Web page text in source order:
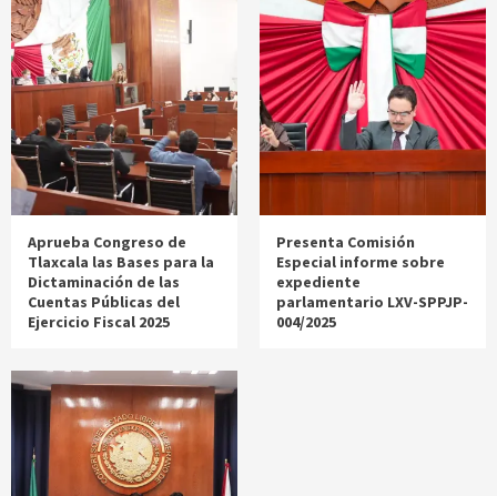
Aprueba Congreso de
Tlaxcala las Bases para la
Dictaminación de las
Cuentas Públicas del
Ejercicio Fiscal 2025
Presenta Comisión
Especial informe sobre
expediente
parlamentario LXV-SPPJP-
004/2025